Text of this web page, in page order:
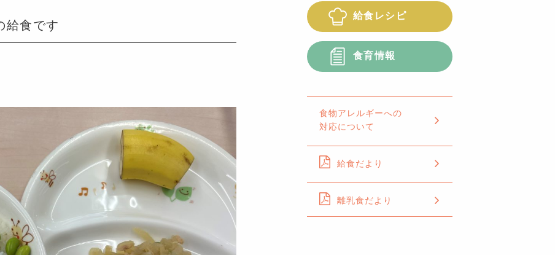
給食です
給食レシピ
食育情報
食物アレルギーへの
対応について
給食だより
離乳食だより